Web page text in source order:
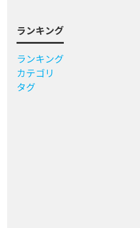
ランキング
ランキング
カテゴリ
タグ